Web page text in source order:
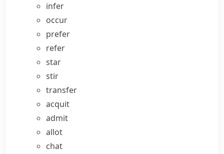
infer
occur
prefer
refer
star
stir
transfer
acquit
admit
allot
chat